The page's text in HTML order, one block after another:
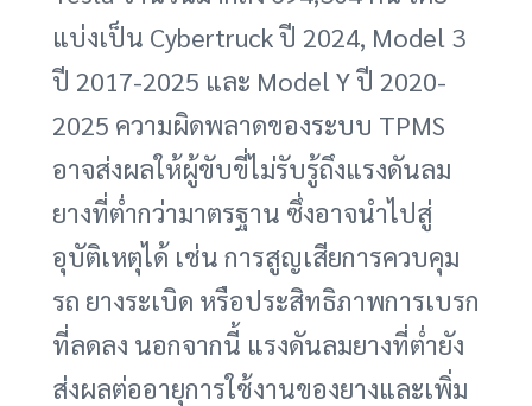
แบ่งเป็น Cybertruck ปี 2024, Model 3
ปี 2017-2025 และ Model Y ปี 2020-
2025 ความผิดพลาดของระบบ TPMS
อาจส่งผลให้ผู้ขับขี่ไม่รับรู้ถึงแรงดันลม
ยางที่ต่ำกว่ามาตรฐาน ซึ่งอาจนำไปสู่
อุบัติเหตุได้ เช่น การสูญเสียการควบคุม
รถ ยางระเบิด หรือประสิทธิภาพการเบรก
ที่ลดลง นอกจากนี้ แรงดันลมยางที่ต่ำยัง
ส่งผลต่ออายุการใช้งานของยางและเพิ่ม